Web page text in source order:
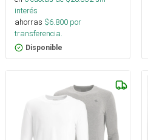
interés
ahorras $6.800 por
transferencia.
Disponible